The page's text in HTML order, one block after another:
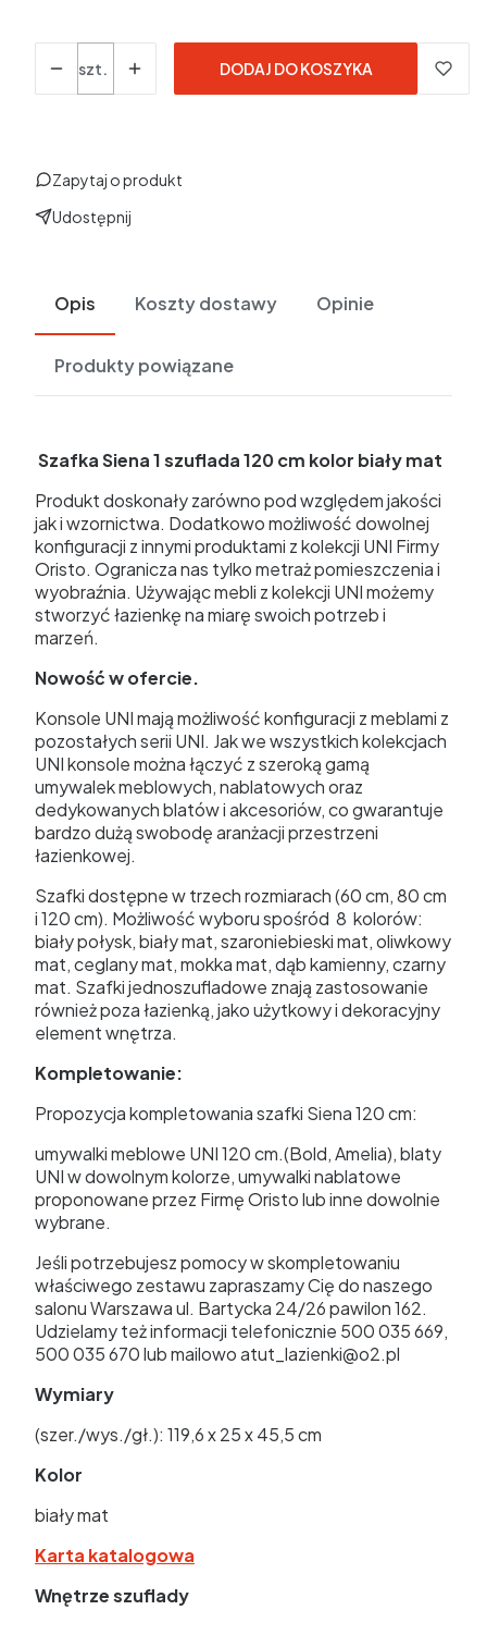
szt.
DODAJ DO KOSZYKA
Zapytaj o produkt
Udostępnij
Opis Koszty dostawy Opinie
Produkty powiązane
Szafka Siena 1 szuflada 120 cm kolor biały mat
Produkt doskonały zarówno pod względem jakości
jak i wzornictwa. Dodatkowo możliwość dowolnej
konfiguracji z innymi produktami z kolekcji UNI Firmy
Oristo. Ogranicza nas tylko metraż pomieszczenia i
wyobraźnia. Używając mebli z kolekcji UNI możemy
stworzyć łazienkę na miarę swoich potrzeb i
marzeń.
Nowość w ofercie.
Konsole UNI mają możliwość konfiguracji z meblami z
pozostałych serii UNI. Jak we wszystkich kolekcjach
UNI konsole można łączyć z szeroką gamą
umywalek meblowych, nablatowych oraz
dedykowanych blatów i akcesoriów, co gwarantuje
bardzo dużą swobodę aranżacji przestrzeni
łazienkowej.
Szafki dostępne w trzech rozmiarach (60 cm, 80 cm
i 120 cm). Możliwość wyboru spośród 8 kolorów:
biały połysk, biały mat, szaroniebieski mat, oliwkowy
mat, ceglany mat, mokka mat, dąb kamienny, czarny
mat. Szafki jednoszufladowe znają zastosowanie
również poza łazienką, jako użytkowy i dekoracyjny
element wnętrza.
Kompletowanie:
Propozycja kompletowania szafki Siena 120 cm:
umywalki meblowe UNI 120 cm.(Bold, Amelia), blaty
UNI w dowolnym kolorze, umywalki nablatowe
proponowane przez Firmę Oristo lub inne dowolnie
wybrane.
Jeśli potrzebujesz pomocy w skompletowaniu
właściwego zestawu zapraszamy Cię do naszego
salonu Warszawa ul. Bartycka 24/26 pawilon 162.
Udzielamy też informacji telefonicznie 500 035 669,
500 035 670 lub mailowo atut_lazienki@o2.pl
Wymiary
(szer./wys./gł.): 119,6 x 25 x 45,5 cm
Kolor
biały mat
Karta katalogowa
Wnętrze szuflady